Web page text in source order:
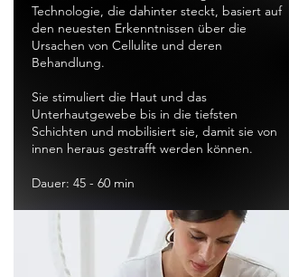
Technologie, die dahinter steckt, basiert auf
den neuesten Erkenntnissen über die
Ursachen von Cellulite und deren
Behandlung.
Sie stimuliert die Haut und das
Unterhautgewebe bis in die tiefsten
Schichten und mobilisiert sie, damit sie von
innen heraus gestrafft werden können.
Dauer: 45 - 60 min